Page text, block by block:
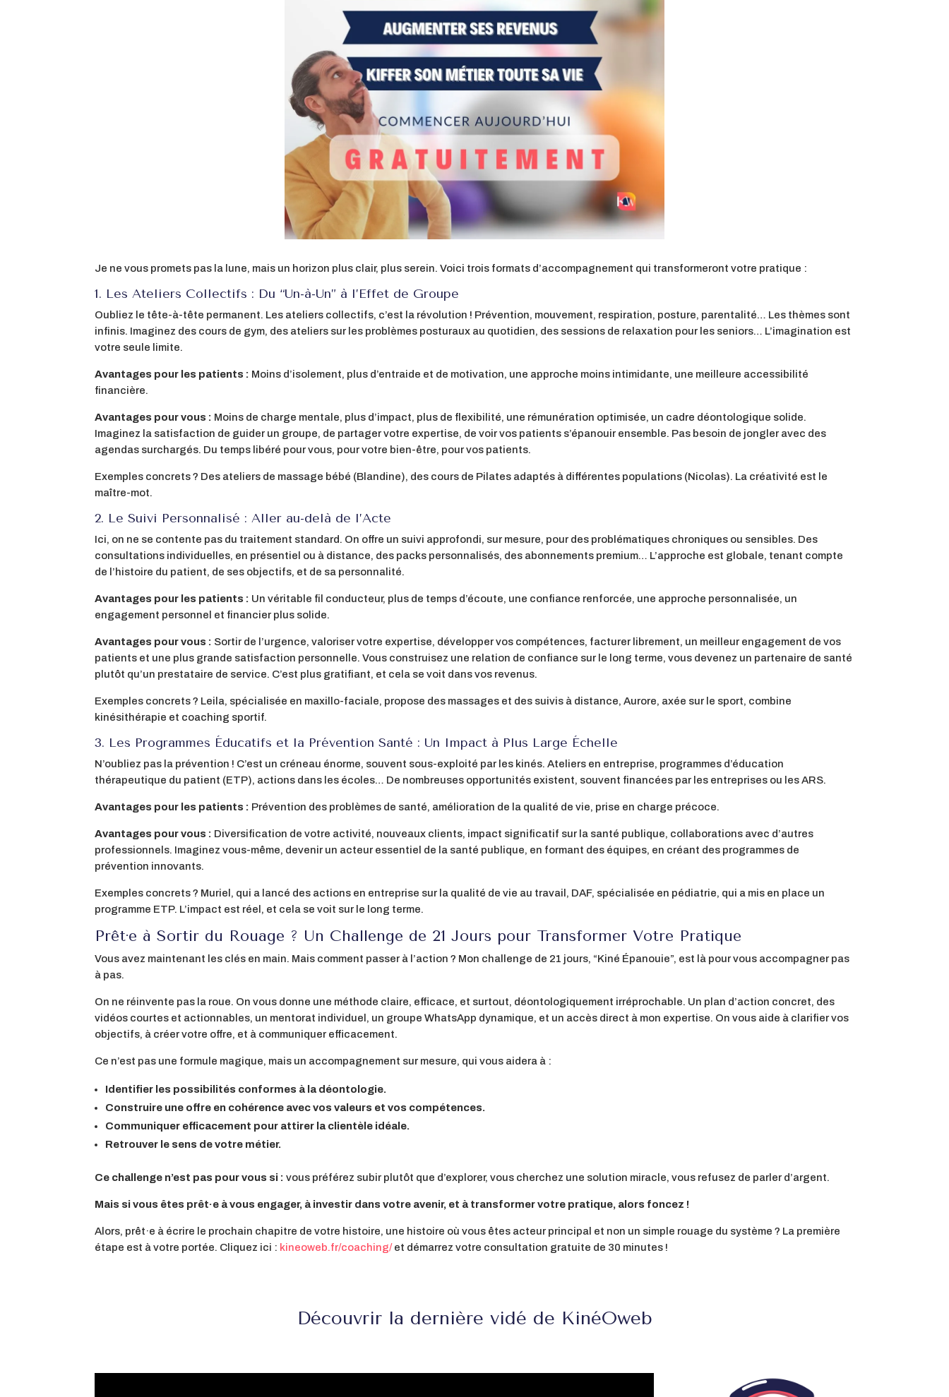
Je ne vous promets pas la lune, mais un horizon plus clair, plus serein. Voici trois formats d’accompagnement qui transformeront votre pratique :
1. Les Ateliers Collectifs : Du “Un-à-Un” à l’Effet de Groupe
Oubliez le tête-à-tête permanent. Les ateliers collectifs, c’est la révolution ! Prévention, mouvement, respiration, posture, parentalité… Les thèmes sont
infinis. Imaginez des cours de gym, des ateliers sur les problèmes posturaux au quotidien, des sessions de relaxation pour les seniors… L’imagination est
votre seule limite.
Avantages pour les patients : Moins d’isolement, plus d’entraide et de motivation, une approche moins intimidante, une meilleure accessibilité
financière.
Avantages pour vous : Moins de charge mentale, plus d’impact, plus de flexibilité, une rémunération optimisée, un cadre déontologique solide.
Imaginez la satisfaction de guider un groupe, de partager votre expertise, de voir vos patients s’épanouir ensemble. Pas besoin de jongler avec des
agendas surchargés. Du temps libéré pour vous, pour votre bien-être, pour vos patients.
Exemples concrets ? Des ateliers de massage bébé (Blandine), des cours de Pilates adaptés à différentes populations (Nicolas). La créativité est le
maître-mot.
2. Le Suivi Personnalisé : Aller au-delà de l’Acte
Ici, on ne se contente pas du traitement standard. On offre un suivi approfondi, sur mesure, pour des problématiques chroniques ou sensibles. Des
consultations individuelles, en présentiel ou à distance, des packs personnalisés, des abonnements premium… L’approche est globale, tenant compte
de l’histoire du patient, de ses objectifs, et de sa personnalité.
Avantages pour les patients : Un véritable fil conducteur, plus de temps d’écoute, une confiance renforcée, une approche personnalisée, un
engagement personnel et financier plus solide.
Avantages pour vous : Sortir de l’urgence, valoriser votre expertise, développer vos compétences, facturer librement, un meilleur engagement de vos
patients et une plus grande satisfaction personnelle. Vous construisez une relation de confiance sur le long terme, vous devenez un partenaire de santé
plutôt qu’un prestataire de service. C’est plus gratifiant, et cela se voit dans vos revenus.
Exemples concrets ? Leila, spécialisée en maxillo-faciale, propose des massages et des suivis à distance, Aurore, axée sur le sport, combine
kinésithérapie et coaching sportif.
3. Les Programmes Éducatifs et la Prévention Santé : Un Impact à Plus Large Échelle
N’oubliez pas la prévention ! C’est un créneau énorme, souvent sous-exploité par les kinés. Ateliers en entreprise, programmes d’éducation
thérapeutique du patient (ETP), actions dans les écoles… De nombreuses opportunités existent, souvent financées par les entreprises ou les ARS.
Avantages pour les patients : Prévention des problèmes de santé, amélioration de la qualité de vie, prise en charge précoce.
Avantages pour vous : Diversification de votre activité, nouveaux clients, impact significatif sur la santé publique, collaborations avec d’autres
professionnels. Imaginez vous-même, devenir un acteur essentiel de la santé publique, en formant des équipes, en créant des programmes de
prévention innovants.
Exemples concrets ? Muriel, qui a lancé des actions en entreprise sur la qualité de vie au travail, DAF, spécialisée en pédiatrie, qui a mis en place un
programme ETP. L’impact est réel, et cela se voit sur le long terme.
Prêt·e à Sortir du Rouage ? Un Challenge de 21 Jours pour Transformer Votre Pratique
Vous avez maintenant les clés en main. Mais comment passer à l’action ? Mon challenge de 21 jours, “Kiné Épanouie”, est là pour vous accompagner pas
à pas.
On ne réinvente pas la roue. On vous donne une méthode claire, efficace, et surtout, déontologiquement irréprochable. Un plan d’action concret, des
vidéos courtes et actionnables, un mentorat individuel, un groupe WhatsApp dynamique, et un accès direct à mon expertise. On vous aide à clarifier vos
objectifs, à créer votre offre, et à communiquer efficacement.
Ce n’est pas une formule magique, mais un accompagnement sur mesure, qui vous aidera à :
Identifier les possibilités conformes à la déontologie.
Construire une offre en cohérence avec vos valeurs et vos compétences.
Communiquer efficacement pour attirer la clientèle idéale.
Retrouver le sens de votre métier.
Ce challenge n’est pas pour vous si : vous préférez subir plutôt que d’explorer, vous cherchez une solution miracle, vous refusez de parler d’argent.
Mais si vous êtes prêt·e à vous engager, à investir dans votre avenir, et à transformer votre pratique, alors foncez !
Alors, prêt·e à écrire le prochain chapitre de votre histoire, une histoire où vous êtes acteur principal et non un simple rouage du système ? La première
étape est à votre portée. Cliquez ici : kineoweb.fr/coaching/ et démarrez votre consultation gratuite de 30 minutes !
Découvrir la dernière vidé de KinéOweb